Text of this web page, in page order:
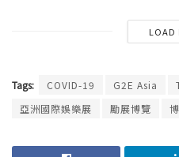
LOAD
Tags: COVID-19 G2E Asia
亞洲國際娛樂展
勵展博覽